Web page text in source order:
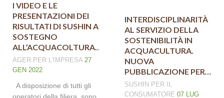
I VIDEO E LE
PRESENTAZIONI DEI
RISULTATI DI SUSHIN A
SOSTEGNO
ALL’ACQUACOLTURA…
AGER PER L'IMPRESA27
GEN 2022
A disposizione di tutti gli
INTERDISCIPLINARITÀ
AL SERVIZIO DELLA
SOSTENIBILITÀ IN
ACQUACULTURA.
NUOVA
PUBBLICAZIONE PER…
SUSHIN PER IL
CONSUMATORE 07 LUG